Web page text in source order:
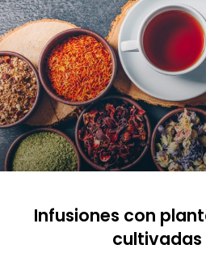
Infusiones con
cultivadas